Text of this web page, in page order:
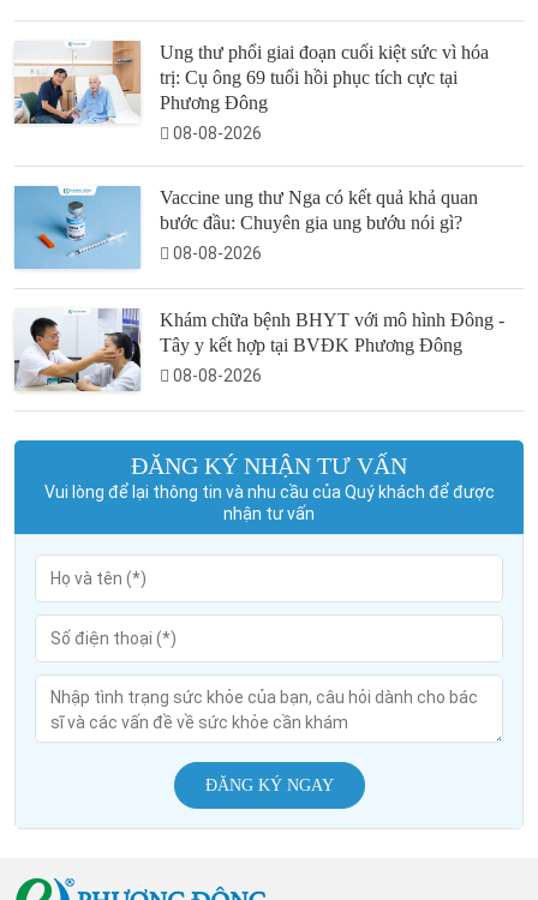
Ung thư phổi giai đoạn cuối kiệt sức vì hóa
trị: Cụ ông 69 tuổi hồi phục tích cực tại
Phương Đông
08-08-2026
Vaccine ung thư Nga có kết quả khả quan
bước đầu: Chuyên gia ung bướu nói gì?
08-08-2026
Khám chữa bệnh BHYT với mô hình Đông -
Tây y kết hợp tại BVĐK Phương Đông
08-08-2026
ĐĂNG KÝ NHẬN TƯ VẤN
Vui lòng để lại thông tin và nhu cầu của Quý khách để được
nhận tư vấn
ĐĂNG KÝ NGAY